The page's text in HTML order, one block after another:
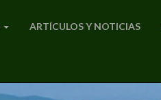
ARTÍCULOS Y NOTICIAS